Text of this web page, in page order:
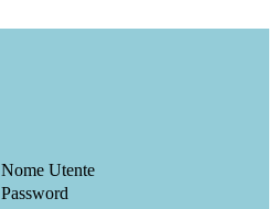
Nome Utente
Password